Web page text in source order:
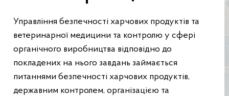
Управління безпечності харчових продуктів та
ветеринарної медицини та контролю у сфері
органічного виробництва відповідно до
покладених на нього завдань займається
питаннями безпечності харчових продуктів,
державним контролем, організацією та